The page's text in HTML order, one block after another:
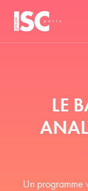
LE
Un programme